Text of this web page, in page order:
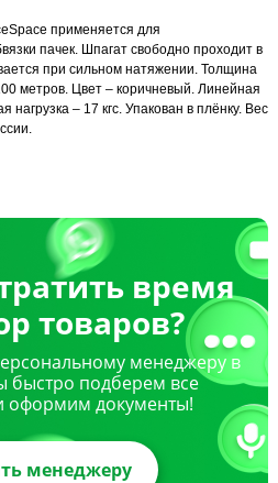
применяется для
пачек. Шпагат свободно проходит в
при сильном натяжении. Толщина
метров. Цвет – коричневый. Линейная
нагрузка – 17 кгс. Упакован в плёнку. Вес
время
товаров?
менеджеру в
подберем все
оформим документы!
менеджеру